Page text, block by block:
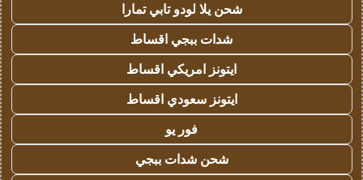
شحن يلا لودو تابي تمارا
شدات ببجي اقساط
ايتونز امريكي اقساط
ايتونز سعودي اقساط
فور يو
شحن شدات ببجي